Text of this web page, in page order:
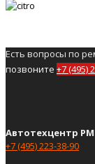
Есть вопросы по
позвоните +7 (495)
Автотехцентр
+7 (495) 223-38-90